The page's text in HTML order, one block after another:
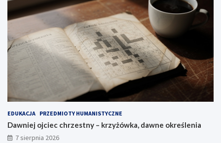
EDUKACJA PRZEDMIOTY HUMANISTYCZNE
Dawniej ojciec chrzestny – krzyżówka, dawne określenia
7 sierpnia 2026